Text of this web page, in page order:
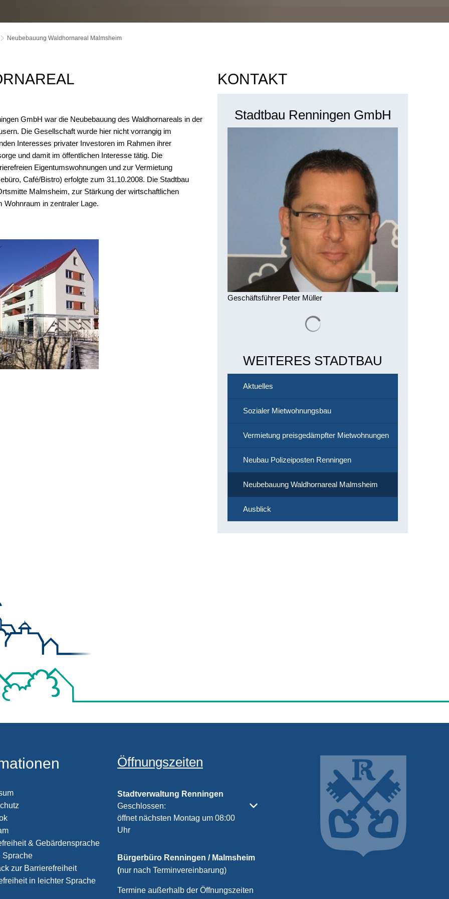
Neubebauung Waldhornareal Malmsheim
GmbH war die Neubebauung des Waldhornareals in der
Die Gesellschaft wurde hier nicht vorrangig im
Interesses privater Investoren im Rahmen ihrer
und damit im öffentlichen Interesse tätig. Die
Eigentumswohnungen und zur Vermietung
Café/Bistro) erfolgte zum 31.10.2008. Die Stadtbau
Malmsheim, zur Stärkung der wirtschaftlichen
Wohnraum in zentraler Lage.
KONTAKT
Stadtbau Renningen GmbH
Geschäftsführer Peter Müller
WEITERES STADTBAU
Aktuelles
Sozialer Mietwohnungsbau
Vermietung preisgedämpfter Mietwohnungen
Neubau Polizeiposten Renningen
Neubebauung Waldhornareal Malmsheim
Ausblick
& Gebärdensprache
Sprache
zur Barrierefreiheit
in leichter Sprache
Öffnungszeiten
Stadtverwaltung Renningen
Klicken, um weitere Öffnungs- oder Schließzeiten auszublenden
Geschlossen:
öffnet nächsten Montag um 08:00
Uhr
Bürgerbüro Renningen / Malmsheim
(nur nach Terminvereinbarung)
Termine außerhalb der Öffnungszeiten